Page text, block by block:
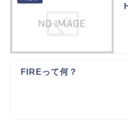
FIREって何？